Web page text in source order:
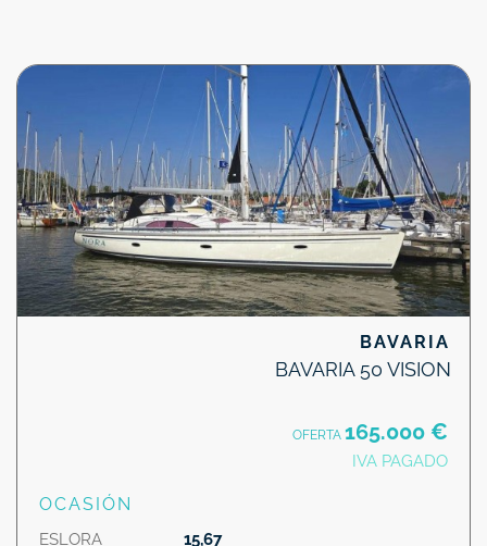
BAVARIA
BAVARIA 50 VISION
OFERTA 165.000 €
IVA PAGADO
OCASIÓN
ESLORA 15,67